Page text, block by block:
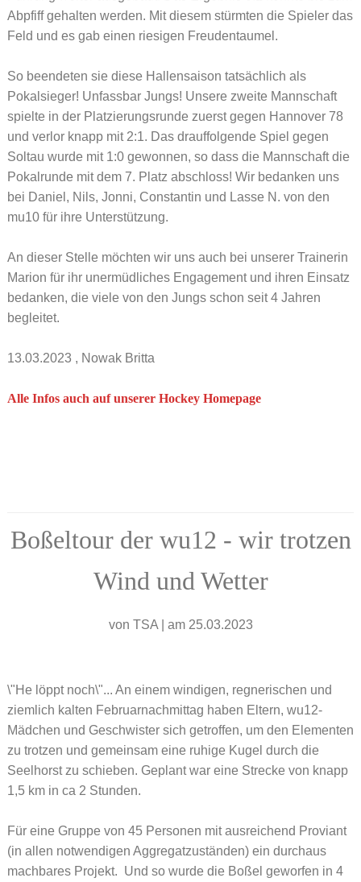
Abpfiff gehalten werden. Mit diesem stürmten die Spieler das
Feld und es gab einen riesigen Freudentaumel.
So beendeten sie diese Hallensaison tatsächlich als
Pokalsieger! Unfassbar Jungs! Unsere zweite Mannschaft
spielte in der Platzierungsrunde zuerst gegen Hannover 78
und verlor knapp mit 2:1. Das drauffolgende Spiel gegen
Soltau wurde mit 1:0 gewonnen, so dass die Mannschaft die
Pokalrunde mit dem 7. Platz abschloss! Wir bedanken uns
bei Daniel, Nils, Jonni, Constantin und Lasse N. von den
mu10 für ihre Unterstützung.
An dieser Stelle möchten wir uns auch bei unserer Trainerin
Marion für ihr unermüdliches Engagement und ihren Einsatz
bedanken, die viele von den Jungs schon seit 4 Jahren
begleitet.
13.03.2023 , Nowak Britta
Alle Infos auch auf unserer Hockey Homepage
Boßeltour der wu12 - wir trotzen
Wind und Wetter
von TSA am 25.03.2023
\"He löppt noch\"... An einem windigen, regnerischen und
ziemlich kalten Februarnachmittag haben Eltern, wu12-
Mädchen und Geschwister sich getroffen, um den Elementen
zu trotzen und gemeinsam eine ruhige Kugel durch die
Seelhorst zu schieben. Geplant war eine Strecke von knapp
1,5 km in ca 2 Stunden.
Für eine Gruppe von 45 Personen mit ausreichend Proviant
(in allen notwendigen Aggregatzuständen) ein durchaus
machbares Projekt. Und so wurde die Boßel geworfen in 4